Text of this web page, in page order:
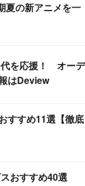
夏の新アニメを一
代を応援！ オーデ
はDeview
すすめ11選【徹底
おすすめ40選